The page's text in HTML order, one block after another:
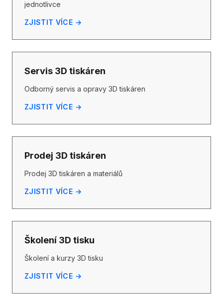
jednotlivce
ZJISTIT VÍCE →
Servis 3D tiskáren
Odborný servis a opravy 3D tiskáren
ZJISTIT VÍCE →
Prodej 3D tiskáren
Prodej 3D tiskáren a materiálů
ZJISTIT VÍCE →
Školení 3D tisku
Školení a kurzy 3D tisku
ZJISTIT VÍCE →